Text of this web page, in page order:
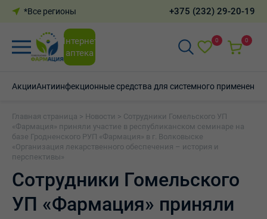
*Все регионы +375 (232) 29-20-19
Интернет-
аптека
0 0
АкцииАнтиинфекционные средства для системного применения
Главная страница > Новости > Сотрудники Гомельского УП
«Фармация» приняли участие в республиканском семинаре на
базе Гродненского РУП «Фармация» в г. Волковыске
«Организация лекарственного обеспечения – история и
перспективы»
Сотрудники Гомельского
УП «Фармация» приняли